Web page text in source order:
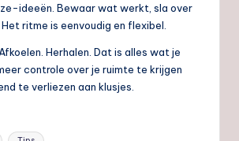
ideeën. Bewaar wat werkt, sla over
ritme is eenvoudig en flexibel.
Herhalen. Dat is alles wat je
controle over je ruimte te krijgen
te verliezen aan klusjes.